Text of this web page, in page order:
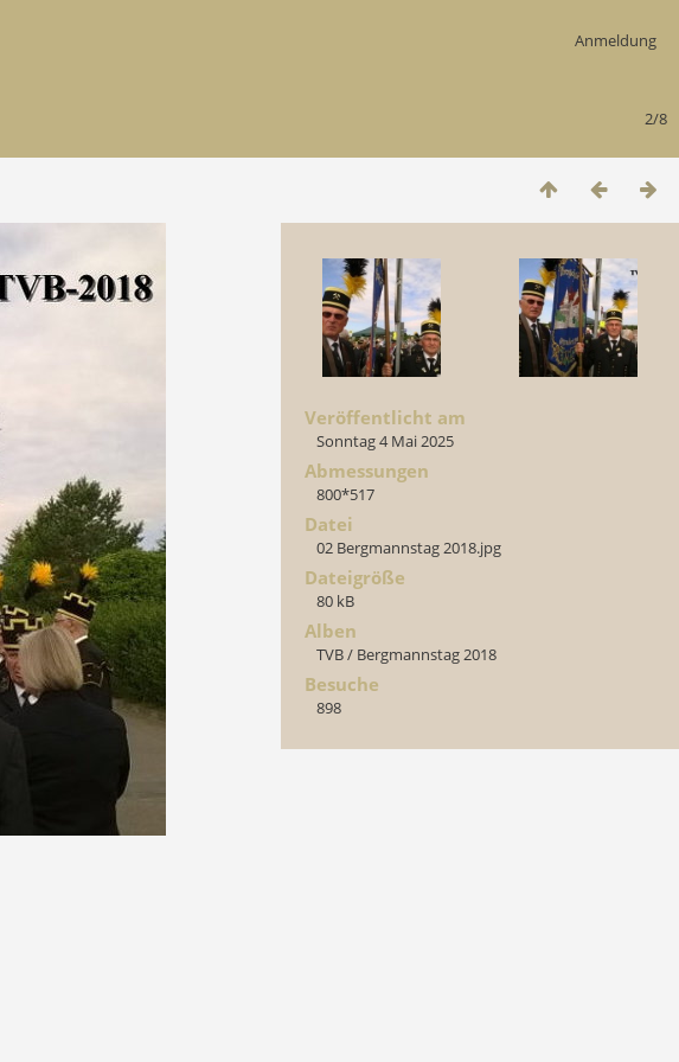
Anmeldung
2/8
Veröffentlicht am
Sonntag 4 Mai 2025
Abmessungen
800*517
Datei
02 Bergmannstag 2018.jpg
Dateigröße
80 kB
Alben
TVB/ Bergmannstag 2018
Besuche
898